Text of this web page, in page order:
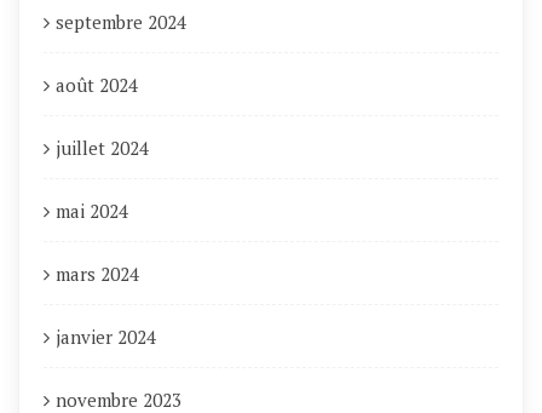
septembre 2024
août 2024
juillet 2024
mai 2024
mars 2024
janvier 2024
novembre 2023